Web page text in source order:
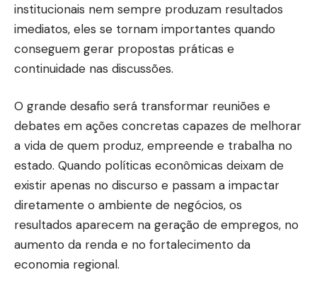
institucionais nem sempre produzam resultados
imediatos, eles se tornam importantes quando
conseguem gerar propostas práticas e
continuidade nas discussões.
O grande desafio será transformar reuniões e
debates em ações concretas capazes de melhorar
a vida de quem produz, empreende e trabalha no
estado. Quando políticas econômicas deixam de
existir apenas no discurso e passam a impactar
diretamente o ambiente de negócios, os
resultados aparecem na geração de empregos, no
aumento da renda e no fortalecimento da
economia regional.